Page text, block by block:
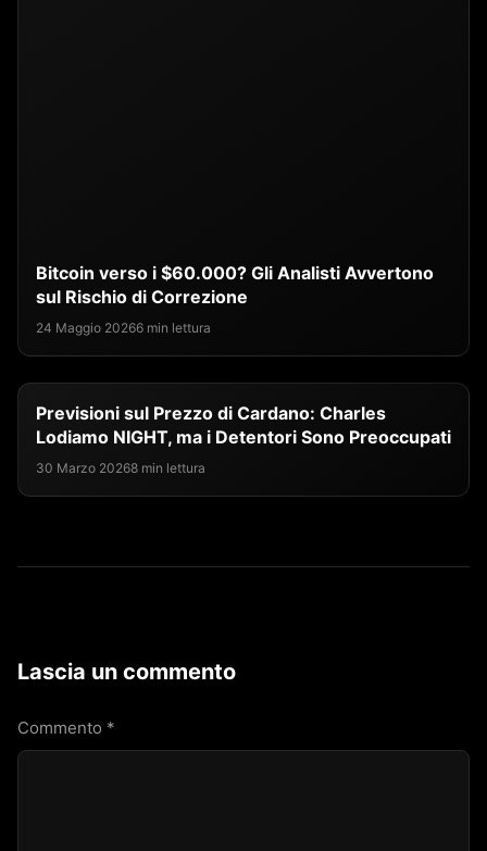
Bitcoin verso i $60.000? Gli Analisti Avvertono
sul Rischio di Correzione
24 Maggio 20266 min lettura
Previsioni sul Prezzo di Cardano: Charles
Lodiamo NIGHT, ma i Detentori Sono Preoccupati
30 Marzo 20268 min lettura
Lascia un commento
Commento *